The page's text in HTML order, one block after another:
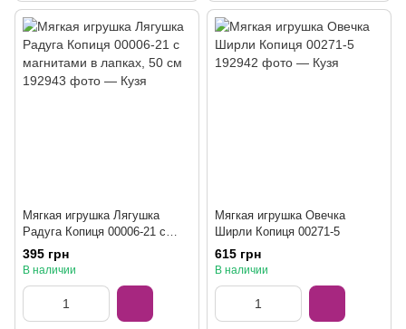
Мягкая игрушка Лягушка
Радуга Копиця 00006-21 с
магнитами в лапках, 50 см
395 грн
В наличии
Мягкая игрушка Овечка
Ширли Копиця 00271-5
615 грн
В наличии